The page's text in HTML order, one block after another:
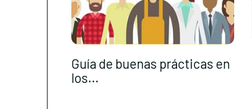
Guía de buenas prácticas en
los...